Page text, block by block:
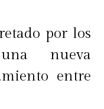
por los
nueva
entre